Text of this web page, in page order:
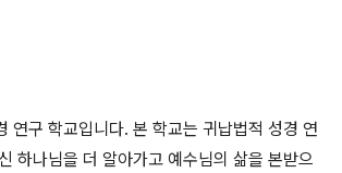
연구 학교입니다. 본 학교는 귀납법적 성경 연
하나님을 더 알아가고 예수님의 삶을 본받으